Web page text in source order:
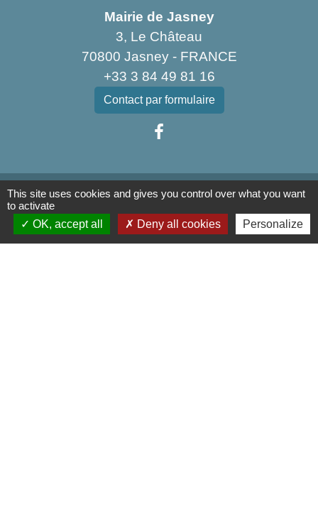
Mairie de Jasney
3, Le Château
70800 Jasney - FRANCE
+33 3 84 49 81 16
Contact par formulaire
Liens
Communauté de Communes de la Haute Comté
OT Luxeuil Vosges du Sud
This site uses cookies and gives you control over what you want
to activate
OK, accept all
Deny all cookies Personalize